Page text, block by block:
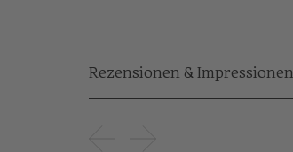
Rezensionen & Impressionen